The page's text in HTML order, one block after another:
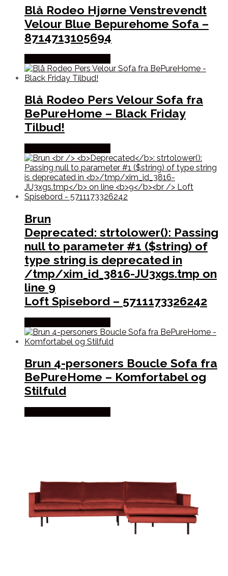
Blå Rodeo Hjørne Venstrevendt
Velour Blue Bepurehome Sofa –
8714713105694
Blå Rodeo Pers Velour Sofa fra
BePureHome – Black Friday
Tilbud!
Brun
Deprecated: strtolower(): Passing
null to parameter #1 ($string) of
type string is deprecated in
/tmp/xim_id_3816-JU3xgs.tmp on
line 9
Loft Spisebord – 5711173326242
Brun 4-personers Boucle Sofa fra
BePureHome – Komfortabel og
Stilfuld